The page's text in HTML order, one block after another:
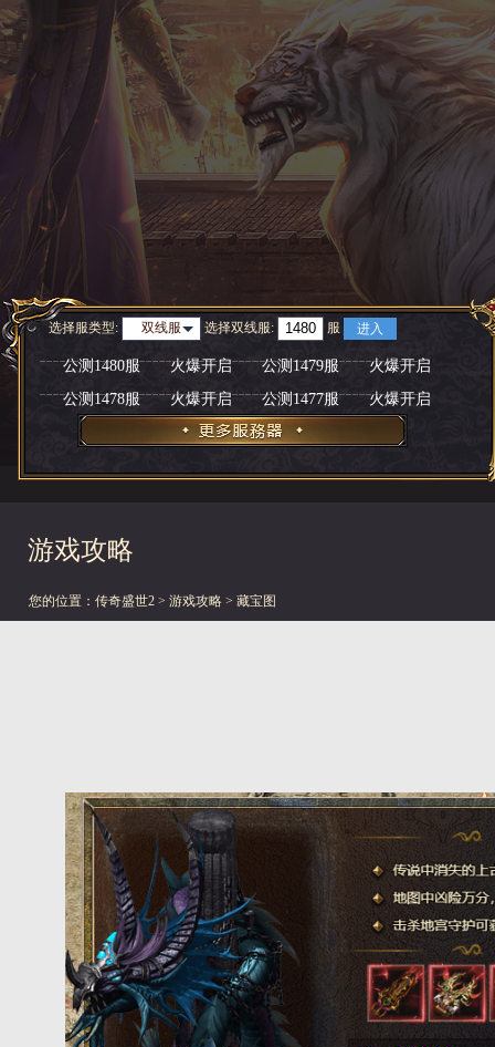
选择服类型: 双线服 选择双线服: 服 进入
公测1480服 火爆开启 公测1479服
火爆开启
公测1478服
火爆开启 公测1477服 火爆开启
游戏攻略
您的位置： 传奇盛世2 > 游戏攻略 > 藏宝图